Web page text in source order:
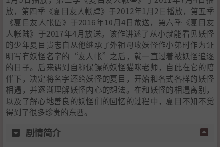
放，第四季《夏目友人帐肆》于2012年1月2日播放，第五季
《夏目友人帐伍》于2016年10月4日放送，第六季《夏目友
人帐陆》于2017年4月放送。该作讲述了从小就能看见妖怪
的少年夏目贵志自从他继承了外祖母收妖怪作小弟时作为证
明写有妖怪名字的“友人帐”之后，就一直过着被妖怪追逐
的日子。后来遇到自称保镖的妖怪猫咪老师，自此在它的陪
伴下，决定将名字还给妖怪的夏目，开始和各式各样的妖怪
相遇，并逐渐理解妖怪内心的想法。在和妖怪的相遇离别，
以及了解心地善良的妖怪们的回忆的过程中，夏目不知不觉
得到了很多珍贵的东西。
剧情简介